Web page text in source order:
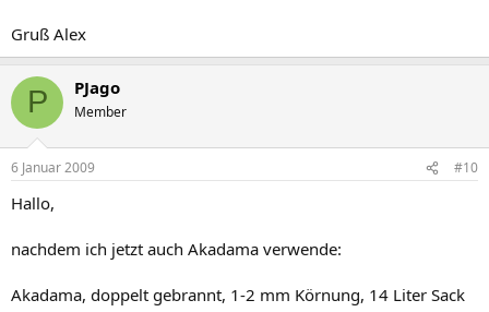
Gruß Alex
P PJago
Member
6 Januar 2009 #10
Hallo,
nachdem ich jetzt auch Akadama verwende:
Akadama, doppelt gebrannt, 1-2 mm Körnung, 14 Liter Sack